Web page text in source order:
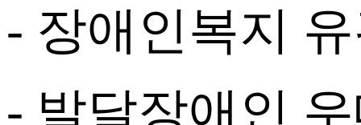
- 장애인복지
- 발달장애인